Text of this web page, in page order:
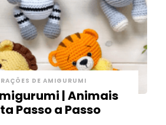
DE AMIGURUMI
| Animais
Passo a Passo